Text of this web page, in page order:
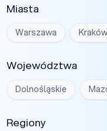
Miasta
Warszawa Kraków
Województwa
Dolnośląskie
Regiony